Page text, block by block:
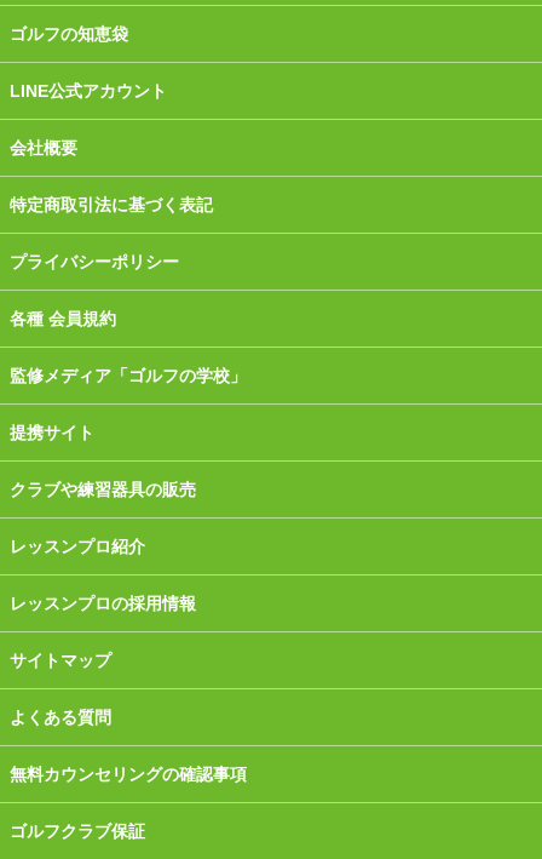
ゴルフの知恵袋
LINE公式アカウント
会社概要
特定商取引法に基づく表記
プライバシーポリシー
各種 会員規約
監修メディア「ゴルフの学校」
提携サイト
クラブや練習器具の販売
レッスンプロ紹介
レッスンプロの採用情報
サイトマップ
よくある質問
無料カウンセリングの確認事項
ゴルフクラブ保証